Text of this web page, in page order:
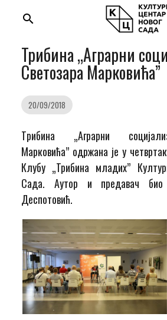
search
Трибина „Аграрни
Светозара Марковића”
20/09/2018
Tрибина „Аграрни
Марковића” одржана је у
Клубу „Трибина младих”
Сада. Аутор и предавач
Деспотовић.